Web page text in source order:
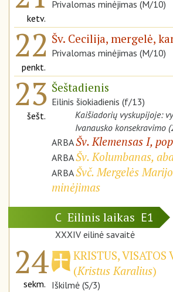
ketv.
Privalomas minėjimas (M/10)
22
penkt.
Šv. Cecilija, mergelė,
Privalomas minėjimas (M/10)
23
šešt.
Šeštadienis
Eilinis šiokiadienis (f/13)
Kaišiadorių vyskupijoje:
Ivanausko konsekravimo
ARBAŠv. Klemensas I,
ARBAŠv. Kolumbanas,
ARBAŠvč. Mergelės
minėjimas
C Eilinis laikas E1
XXXIV eilinė savaitė
24
sekm.
KRISTUS, VISATOS
(Kristus Karalius)
Iškilmė (S/3)